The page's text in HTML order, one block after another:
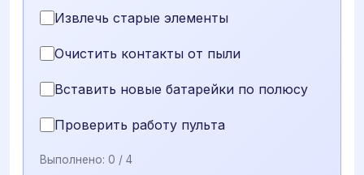
Извлечь старые элементы
Очистить контакты от пыли
Вставить новые батарейки по полюсу
Проверить работу пульта
Выполнено: 0 / 4